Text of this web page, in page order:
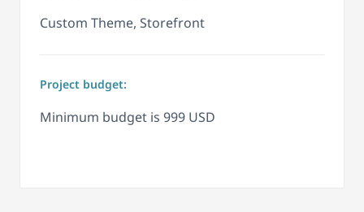
Custom Theme, Storefront
Project budget:
Minimum budget is 999 USD